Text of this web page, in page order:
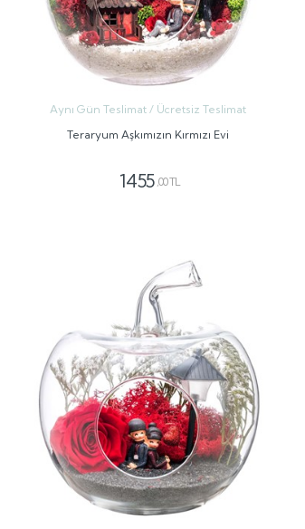
Aynı Gün Teslimat / Ücretsiz Teslimat
Teraryum Aşkımızın Kırmızı Evi
1455 ,00 TL